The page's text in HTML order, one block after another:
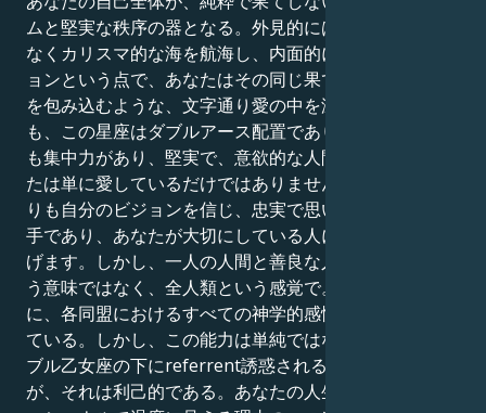
ムと堅実な秩序の器となる。外見的には、あなたは限り
なくカリスマ的な海を航海し、内面的には、モチベーシ
ョンという点で、あなたはその同じ果てしない、すべて
を包み込むような、文字通り愛の中を泳ぐ。というの
も、この星座はダブルアース配置であり、星座の中で最
も集中力があり、堅実で、意欲的な人間だからだ。あな
たは単に愛しているだけではありません。あなたは何よ
りも自分のビジョンを信じ、忠実で思いやりのある話し
手であり、あなたが大切にしている人に自分の人生を捧
げます。しかし、一人の人間と善良な人間のデュオとい
う意味ではなく、全人類という感覚で。あなたは同様
に、各同盟におけるすべての神学的感情や魅惑に惹かれ
ている。しかし、この能力は単純ではない。あなたはダ
ブル乙女座の下にreferrent誘惑されるかもしれません
が、それは利己的である。あなたの人生が頻繁にセンセ